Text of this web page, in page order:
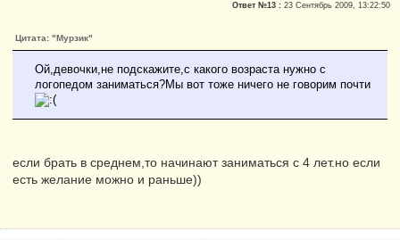
Ответ №13 :23 Сентябрь 2009, 13:22:50
Цитата: "Мурзик"
Ой,девочки,не подскажите,с какого возраста нужно с
логопедом заниматься?Мы вот тоже ничего не говорим почти
если брать в среднем,то начинают заниматься с 4 лет.но если
есть желание можно и раньше))